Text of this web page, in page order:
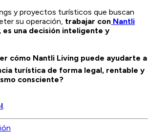
y proyectos turísticos que buscan
su operación, trabajar con Nantli
es una decisión inteligente y
cómo Nantli Living puede ayudarte a
turística de forma legal, rentable y
consciente?
.